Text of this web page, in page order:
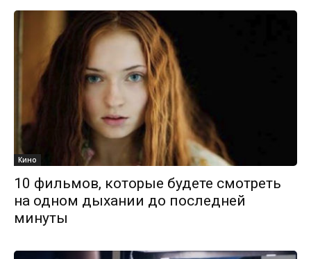
Кино
10 фильмов, которые будете смотреть
на одном дыхании до последней
минуты